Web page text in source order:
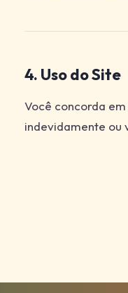
4. Uso do Site
Você concorda
indevidamente ou